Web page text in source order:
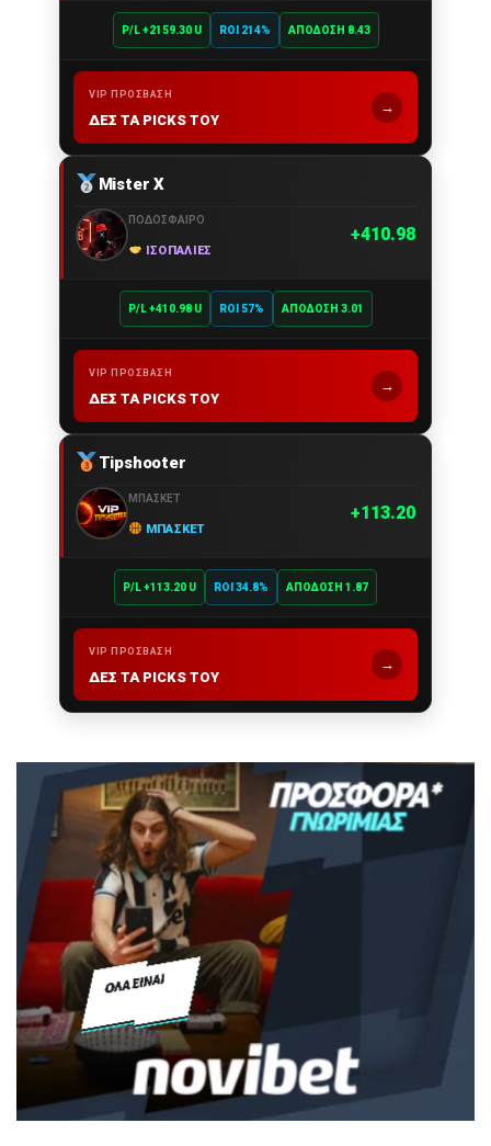
P/L +2159.30 U ROI 214% ΑΠΌΔΟΣΗ 8.43
VIP ΠΡΌΣΒΑΣΗ
ΔΕΣ ΤΑ PICKS ΤΟΥ
→
Mister X
ΠΟΔΌΣΦΑΙΡΟ
ΙΣΟΠΑΛΊΕΣ
410.98
P/L +410.98 U ROI 57% ΑΠΌΔΟΣΗ 3.01
VIP ΠΡΌΣΒΑΣΗ
ΔΕΣ ΤΑ PICKS ΤΟΥ
→
Tipshooter
ΜΠΆΣΚΕΤ
ΜΠΆΣΚΕΤ
113.20
P/L +113.20 U ROI 34.8% ΑΠΌΔΟΣΗ 1.87
VIP ΠΡΌΣΒΑΣΗ
ΔΕΣ ΤΑ PICKS ΤΟΥ
→